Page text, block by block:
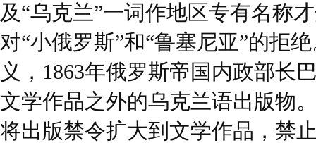
及“乌克兰”一词作地区专有名称
对“小俄罗斯”和“鲁塞尼亚”的拒
义，1863年俄罗斯帝国内政部长
文学作品之外的乌克兰语出版物
将出版禁令扩大到文学作品，禁